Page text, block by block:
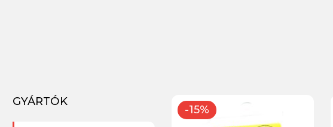
GYÁRTÓK
-15%